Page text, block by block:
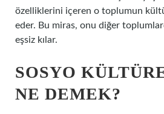
özelliklerini içeren o toplumun
eder. Bu miras, onu diğer
eşsiz kılar.
SOSYO
NE DEMEK?